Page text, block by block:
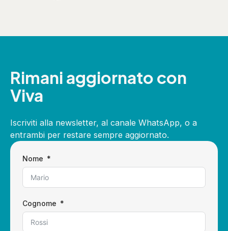
Rimani aggiornato con
Viva
Iscriviti alla newsletter, al canale WhatsApp, o a
entrambi per restare sempre aggiornato.
Nome
Cognome